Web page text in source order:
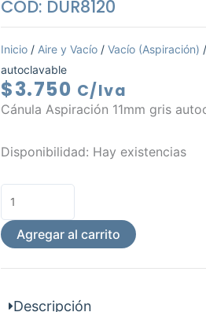
COD: DUR8120
Inicio / Aire y Vacío /Vacío (Aspiración)
autoclavable
$3.750 C/Iva
Cánula Aspiración 11mm gris
Disponibilidad: Hay existencias
Cánula
11mm
autoclavable
cantidad
Agregar al carrito
Descripción